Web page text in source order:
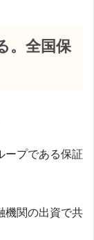
。全国保
ープである保証
機関の出資で共